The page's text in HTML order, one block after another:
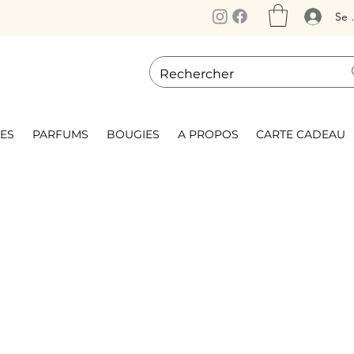
Se
PARFUMS BOUGIES A PROPOS CARTE CADEAU